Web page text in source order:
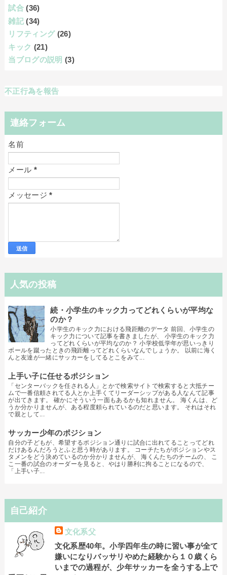
試合 (36)
雑記 (34)
リフティング (26)
キック (21)
当ブログの説明 (3)
不正行為を報告
連絡フォーム
名前
メール *
メッセージ*
人気の投稿
続・小学生のキック力ってどれくらいが平均な
のか？
小学生のキック力における飛距離のデータ 前回、小学生の
キック力について記事を書きましたが、 小学生のキック力
ってどれくらいが平均なのか？ 小学校低学年が思いっきり
ボールを蹴ったときの飛距離ってどれくらいなんでしょうか。 以前に海く
んと友達が一緒にサッカーをしてるとこをみて...
上手い子に任せるポジション
「センターバックを任される人」とかで検索サイトで検索すると大抵チー
ムで一番信頼されてる人とか上手くてリーダーシップがある人なんて記事
が出てきます。 確かにそういう一面もあるかも知れません。 海くんは、ど
うか分かりませんが、ある程度頼られているのだと思います。 それはそれ
で親として...
サッカー少年のポジション
自分の子どもが、希望するポジション通りに試合に出れてることってどれ
だけあるんだろうとふと思う時があります。 コーチたちがポジションやス
タメンをどう決めているのか分かりませんが、 海くんたちのチームの、 こ
こ一番の試合のオーダーを見ると、やはり勝利に拘ることになるので、
「上手い子...
自己紹介
文化系父
文化系歴40年。小学四年生の時に習い事が全て
嫌いになりバッサリやめた経験から１０歳くら
いまでの過程が、少年サッカーを全うする上で